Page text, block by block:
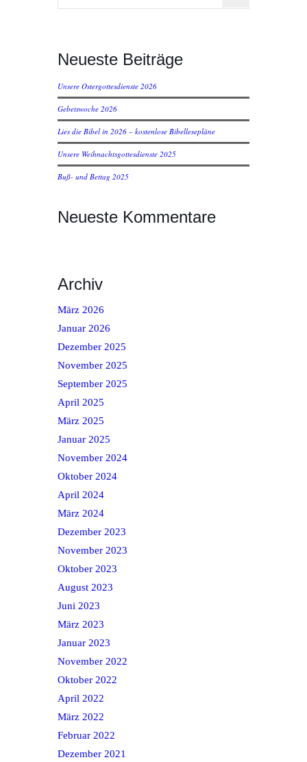
Neueste Beiträge
Unsere Ostergottesdienste 2026
Gebetswoche 2026
Lies die Bibel in 2026 – kostenlose Bibellesepläne
Unsere Weihnachtsgottesdienste 2025
Buß- und Bettag 2025
Neueste Kommentare
Archiv
März 2026
Januar 2026
Dezember 2025
November 2025
September 2025
April 2025
März 2025
Januar 2025
November 2024
Oktober 2024
April 2024
März 2024
Dezember 2023
November 2023
Oktober 2023
August 2023
Juni 2023
März 2023
Januar 2023
November 2022
Oktober 2022
April 2022
März 2022
Februar 2022
Dezember 2021